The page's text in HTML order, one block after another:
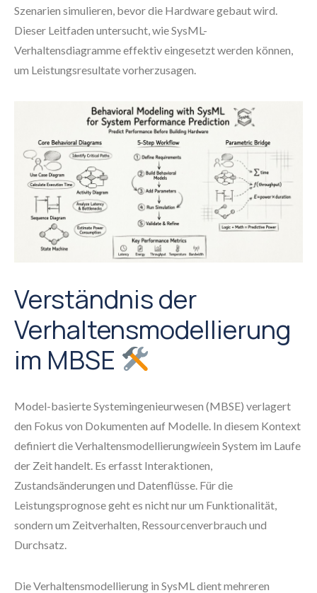
Szenarien simulieren, bevor die Hardware gebaut wird.
Dieser Leitfaden untersucht, wie SysML-
Verhaltensdiagramme effektiv eingesetzt werden können,
um Leistungsresultate vorherzusagen.
Verständnis der
Verhaltensmodellierung
im MBSE
Model-basierte Systemingenieurwesen (MBSE) verlagert
den Fokus von Dokumenten auf Modelle. In diesem Kontext
definiert die Verhaltensmodellierungwieein System im Laufe
der Zeit handelt. Es erfasst Interaktionen,
Zustandsänderungen und Datenflüsse. Für die
Leistungsprognose geht es nicht nur um Funktionalität,
sondern um Zeitverhalten, Ressourcenverbrauch und
Durchsatz.
Die Verhaltensmodellierung in SysML dient mehreren